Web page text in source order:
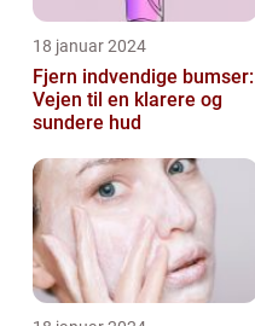
18 januar 2024
Fjern indvendige bumser:
Vejen til en klarere og
sundere hud